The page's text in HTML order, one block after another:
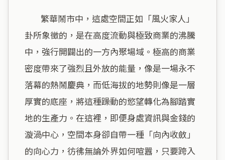
卦所象徵的，是在高度流動與極致商業的沸騰
中，強行開闢出的一方內聚場域。極高的商業
密度帶來了強烈且外放的能量，像是一場永不
落幕的熱鬧慶典，而低海拔的地勢則像是一層
厚實的底座，將這種躁動的慾望轉化為腳踏實
地的生產力。在這裡，即便身處資訊與金錢的
漩渦中心，空間本身卻自帶一種「向內收斂」
的向心力，彷彿無論外界如何喧囂，只要跨入